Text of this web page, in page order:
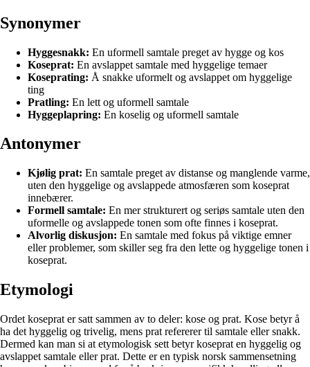
Synonymer
Hyggesnakk: En uformell samtale preget av hygge og kos
Koseprat: En avslappet samtale med hyggelige temaer
Koseprating: Å snakke uformelt og avslappet om hyggelige
ting
Pratling: En lett og uformell samtale
Hyggeplapring: En koselig og uformell samtale
Antonymer
Kjølig prat: En samtale preget av distanse og manglende varme,
uten den hyggelige og avslappede atmosfæren som koseprat
innebærer.
Formell samtale: En mer strukturert og seriøs samtale uten den
uformelle og avslappede tonen som ofte finnes i koseprat.
Alvorlig diskusjon: En samtale med fokus på viktige emner
eller problemer, som skiller seg fra den lette og hyggelige tonen i
koseprat.
Etymologi
Ordet koseprat er satt sammen av to deler: kose og prat. Kose betyr å
ha det hyggelig og trivelig, mens prat refererer til samtale eller snakk.
Dermed kan man si at etymologisk sett betyr koseprat en hyggelig og
avslappet samtale eller prat. Dette er en typisk norsk sammensetning